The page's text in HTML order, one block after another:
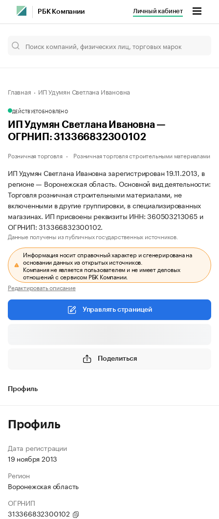
РБК Компании Личный кабинет
Главная ИП Удумян Светлана Ивановна
ДЕЙСТВУЕТОБНОВЛЕНО
ИП Удумян Светлана Ивановна —
ОГРНИП: 313366832300102
Розничная торговля Розничная торговля строительными материалами
ИП Удумян Светлана Ивановна зарегистрирован 19.11.2013, в
регионе — Воронежская область. Основной вид деятельности:
Торговля розничная строительными материалами, не
включенными в другие группировки, в специализированных
магазинах. ИП присвоены реквизиты ИНН: 360503213065 и
ОГРНИП: 313366832300102.
Данные получены из публичных государственных источников.
Информация носит справочный характер и сгенерирована на
основании данных из открытых источников.
Компания не является пользователем и не имеет деловых
отношений с сервисом РБК Компании.
Редактировать описание
Управлять страницей
Поделиться
Профиль
Профиль
Дата регистрации
19 ноября 2013
Регион
Воронежская область
ОГРНИП
313366832300102